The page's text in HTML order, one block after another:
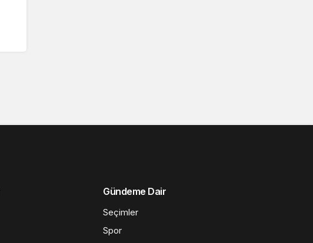
Gündeme Dair
Seçimler
Spor